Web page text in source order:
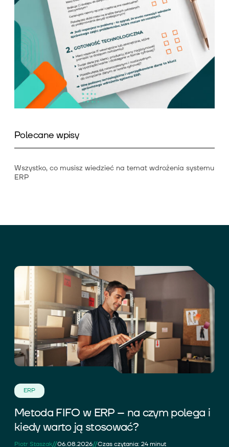
Polecane wpisy
Wszystko, co musisz wiedzieć na temat wdrożenia systemu
ERP
ERP
Metoda FIFO w ERP – na czym polega i
kiedy warto ją stosować?
Piotr Staszak//06.08.2026//Czas czytania: 24 minut